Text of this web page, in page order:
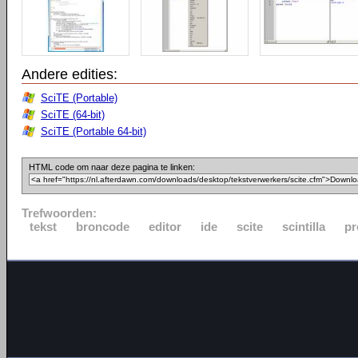
Andere edities:
SciTE (Portable)
SciTE (64-bit)
SciTE (Portable 64-bit)
HTML code om naar deze pagina te linken:
Trefwoorden:
tekst
broncode editor ide scite scintilla